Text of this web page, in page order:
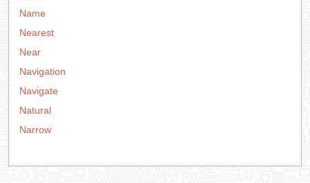
Name
Nearest
Near
Navigation
Navigate
Natural
Narrow